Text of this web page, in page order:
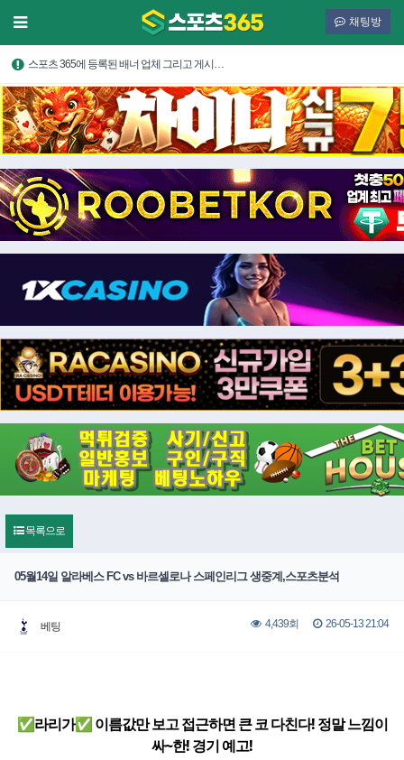
채팅방
스포츠 365에 등록된 배너 업체 그리고 게시…
목록으로
05월14일 알라베스 FC vs 바르셀로나 스페인리그 생중계,스포츠분석
베팅 4,439회 26-05-13 21:04
✅라리가✅ 이름값만 보고 접근하면 큰 코 다친다! 정말 느낌이
싸~한! 경기 예고!